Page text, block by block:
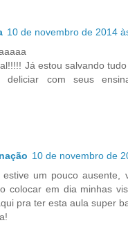
10 de novembro de 2014
Já estou salvando
com seus
10 de novembro de
um pouco ausente,
colocar em dia minhas
pra ter esta aula super